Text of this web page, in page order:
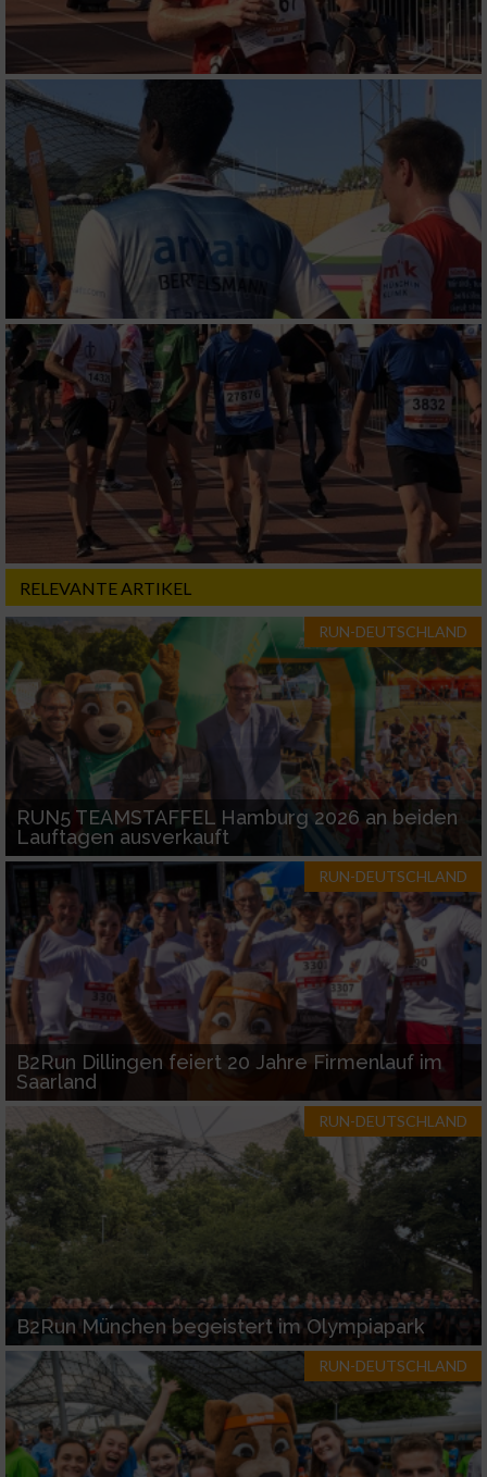
RELEVANTE ARTIKEL
RUN-DEUTSCHLAND
RUN5 TEAMSTAFFEL Hamburg 2026 an beiden
Lauftagen ausverkauft
RUN-DEUTSCHLAND
B2Run Dillingen feiert 20 Jahre Firmenlauf im
Saarland
RUN-DEUTSCHLAND
B2Run München begeistert im Olympiapark
RUN-DEUTSCHLAND